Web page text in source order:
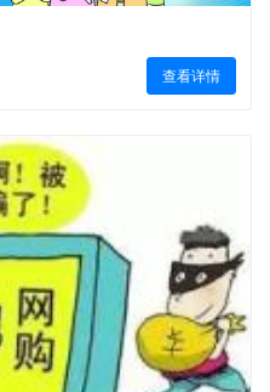
查看详情